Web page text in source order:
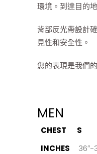
環境。到達目的
背部反光帶設計
見性和安全性。
您的表現是我們
MEN
CHEST S
INCHES
36″-